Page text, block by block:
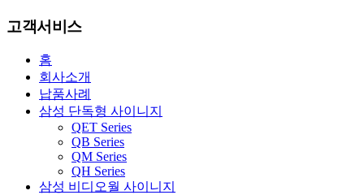
고객서비스
홈
회사소개
납품사례
삼성 단독형 사이니지
QET Series
QB Series
QM Series
QH Series
삼성 비디오월 사이니지